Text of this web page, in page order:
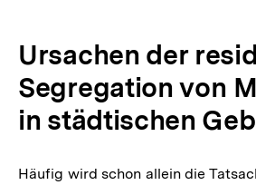
Ursachen der
Segregation von
in städtischen
Häufig wird schon allein die